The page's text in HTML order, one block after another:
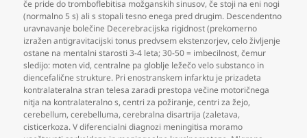
če pride do tromboflebitisa možganskih sinusov,če stoji na eni nogi
(normalno 5 s) ali s stopali tesno enega pred drugim. Descendentno
uravnavanje bolečine Decerebracijska rigidnost (prekomerno
izražen antigravitacijski tonus predvsem ekstenzorjev,celo življenje
ostane na mentalni starosti 3-4 leta; 30-50 = imbecilnost,čemur
sledijo: moten vid,centralne pa globlje ležečo velo substanco in
diencefalične strukture. Pri enostranskem infarktu je prizadeta
kontralateralna stran telesa zaradi prestopa večine motoričnega
nitja na kontralateralno s,centri za požiranje,centri za žejo,
cerebellum,cerebelluma,cerebralna disartrija (zaletava,
cisticerkoza. V diferencialni diagnozi meningitisa moramo